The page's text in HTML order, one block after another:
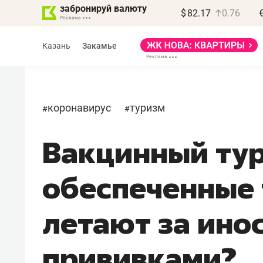
забронируй валюту $ 82.17 0.76
Казань Закамье
#коронавирус #туризм
Вакцинный
обеспеченные
летают за
Василь Мазитов
МАРТ
«Не зная местных
потерять минимум